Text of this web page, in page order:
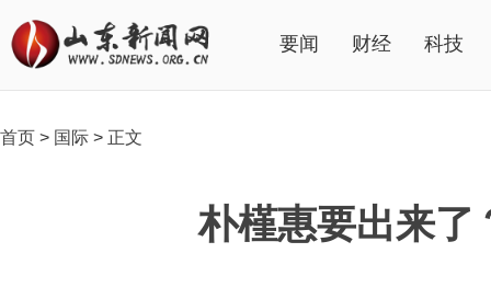
要闻 财经 科技
首页 > 国际 > 正文
朴槿惠要出来了